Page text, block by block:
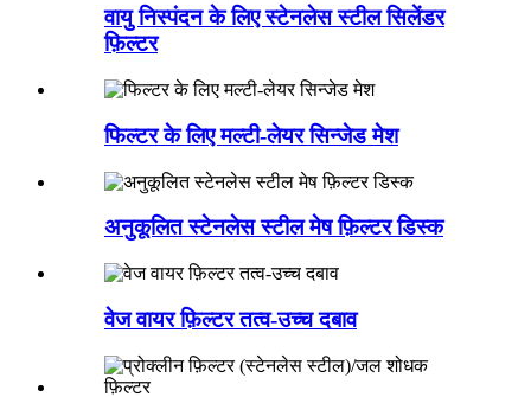
वायु निस्पंदन के लिए स्टेनलेस स्टील सिलेंडर
फ़िल्टर
फिल्टर के लिए मल्टी-लेयर सिन्जेड मेश
अनुकूलित स्टेनलेस स्टील मेष फ़िल्टर डिस्क
वेज वायर फ़िल्टर तत्व-उच्च दबाव